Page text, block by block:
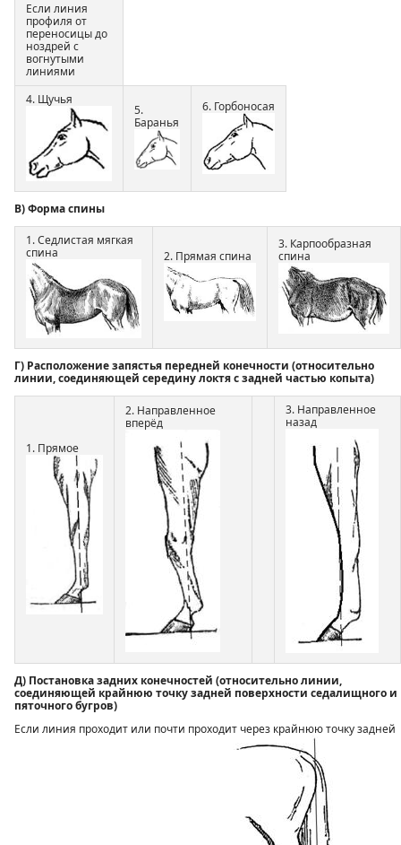
Если линия
профиля от
переносицы до
ноздрей с
вогнутыми
линиями
4. Щучья
5.
Баранья
6. Горбоносая
В) Форма спины
1. Седлистая мягкая
спина
2. Прямая спина
3. Карпообразная
спина
Г) Расположение запястья передней конечности (относительно
линии, соединяющей середину локтя с задней частью копыта)
1. Прямое
2. Направленное
вперёд
3. Направленное
назад
Д) Постановка задних конечностей (относительно линии,
соединяющей крайнюю точку задней поверхности седалищного и
пяточного бугров)
Если линия проходит или почти проходит через крайнюю точку задней